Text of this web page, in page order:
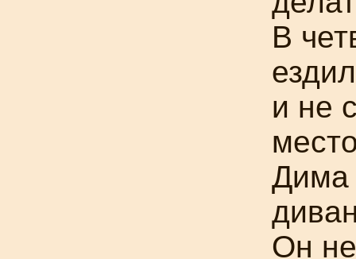
В
и не
Дима
Он